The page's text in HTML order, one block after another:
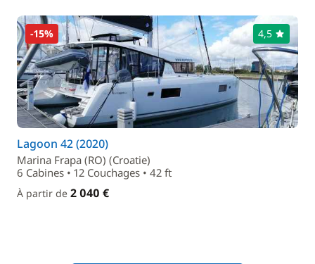
-15% 4,5
Lagoon 42 (2020)
Marina Frapa (RO) (Croatie)
6 Cabines • 12 Couchages • 42 ft
À partir de 2 040 €